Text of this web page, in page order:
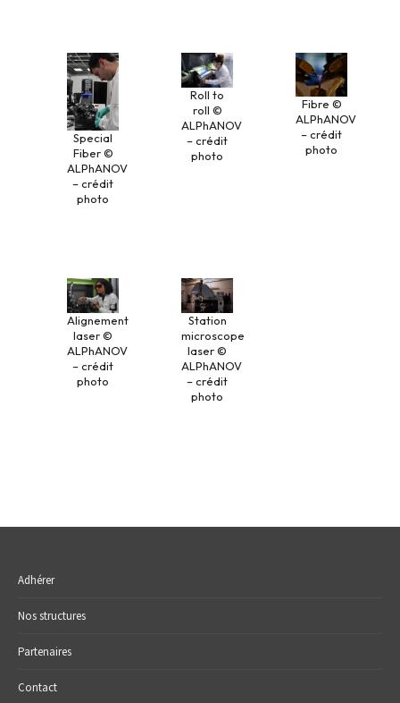
Special
Fiber ©
ALPhANOV
– crédit
photo
Roll to
roll ©
ALPhANOV
– crédit
photo
Fibre ©
ALPhANOV
– crédit
photo
Alignement
laser ©
ALPhANOV
– crédit
photo
Station
microscope
laser ©
ALPhANOV
– crédit
photo
Adhérer
Nos structures
Partenaires
Contact